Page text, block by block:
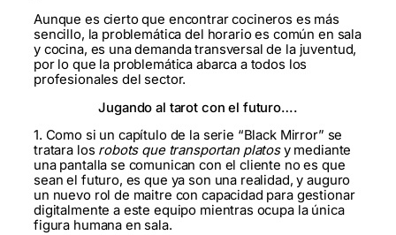
Aunque es cierto que encontrar cocineros es más
sencillo, la problemática del horario es común en sala
y cocina, es una demanda transversal de la juventud,
por lo que la problemática abarca a todos los
profesionales del sector.
Jugando al tarot con el futuro….
1. Como si un capítulo de la serie “Black Mirror” se
tratara los robots que transportan platosy mediante
una pantalla se comunican con el cliente no es que
sean el futuro, es que ya son una realidad, y auguro
un nuevo rol de maitre con capacidad para gestionar
digitalmente a este equipo mientras ocupa la única
figura humana en sala.